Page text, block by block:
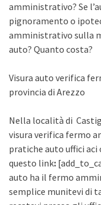
amministrativo? Se
pignoramento o
amministrativo sulla
auto? Quanto costa?
Visura auto verifica
provincia di Arezzo
Nella località di
visura verifica fermo
pratiche auto uffici aci
questo link:
auto ha il fermo
semplice munitevi di